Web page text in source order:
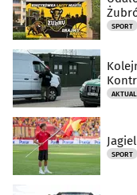
SPORT
SPORT